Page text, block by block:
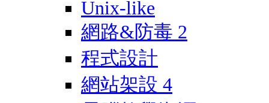
Unix-like
網路&防毒 2
程式設計
網站架設 4